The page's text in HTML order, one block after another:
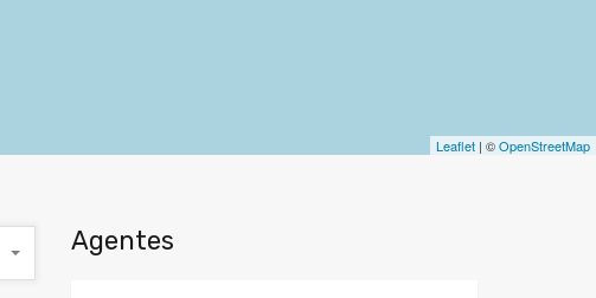
Leaflet | ©OpenStreetMap
Agentes